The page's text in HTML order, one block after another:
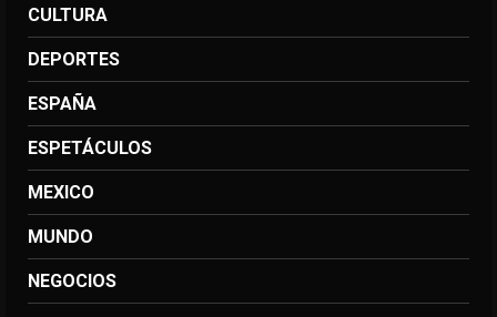
CULTURA
DEPORTES
ESPAÑA
ESPETÁCULOS
MEXICO
MUNDO
NEGOCIOS